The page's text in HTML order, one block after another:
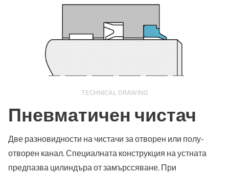
Пневматичен чистач
Две разновидности на чистачи за отворен или полу-
отворен канал. Специалната конструкция на устната
предпазва цилиндъра от замърссяване. При
TECHNICAL DRAWING